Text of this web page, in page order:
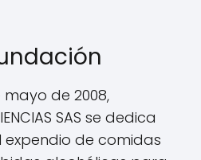
de 2008,
SAS se dedica
de comidas